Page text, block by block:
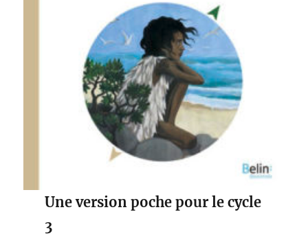
Une version poche pour le cycle
3